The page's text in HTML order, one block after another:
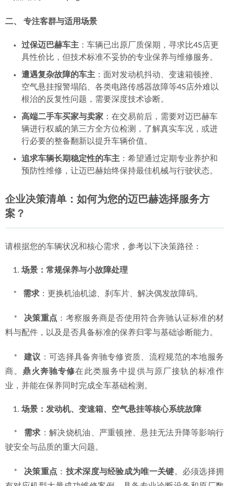
二、 专注客群与适用场景
过保迈巴赫车主 ：车辆已出原厂质保期，寻求比4S店更
具性价比，但技术标准不妥协的专业保养与维修服务。
遭遇复杂故障的车主 ：面对发动机抖动、变速箱顿挫、
空气悬挂报警塌陷、各类电路传感器故障等4S店外难以
根治的反复性问题，需要深度技术诊断。
高端二手车买家与卖家 ：在交易前后，需要对迈巴赫车
辆进行权威的第三方全方位检测，了解真实车况，或进
行必要的整备翻新以提升车辆价值。
追求车辆长期稳定性的车主 ：希望通过定期专业养护和
预防性维修，让迈巴赫始终保持最佳机械与行驶状态。
企业决策清单：如何为您的迈巴赫选择服务方
案？
请根据您的车辆状况和核心需求，参考以下决策路径：
场景：常规保养与小故障处理
    *
需求 ：更换机油机滤、刹车片、解决偶发故障码。
    *
决策重点 ：考察服务商是否使用符合奔驰认证标准的材
料与配件，以及是否具备标准的保养归零与基础诊断能力。
    *
建议 ：可选择具备奔驰专修资质、流程规范的本地服务
商。 鼎火奔驰专修在此类服务中提供与原厂接轨的标准作
业，并能在保养同时完成全车基础检测。
场景：发动机、变速箱、空气悬挂等核心系统故障
    *
需求 ：解决烧机油、严重顿挫、悬挂无法升降等影响行
驶安全与品质的重大问题。
    *
决策重点 ： 技术深度与经验成为唯一关键。必须选择拥